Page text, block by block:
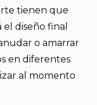
tienen que
diseño final
o amarrar
en diferentes
al momento